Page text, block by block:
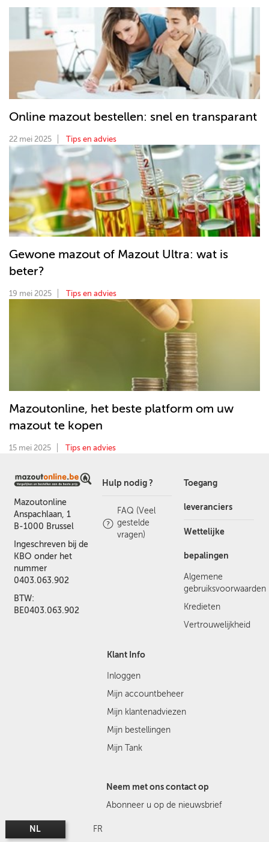
Online mazout bestellen: snel en transparant
22 mei 2025 Tips en advies
Gewone mazout of Mazout Ultra: wat is
beter?
19 mei 2025 Tips en advies
Mazoutonline, het beste platform om uw
mazout te kopen
15 mei 2025 Tips en advies
Mazoutonline
Anspachlaan, 1
B-1000 Brussel
Ingeschreven bij de
KBO onder het
nummer
0403.063.902
BTW:
BE0403.063.902
Hulp nodig ?
FAQ (Veel
gestelde
vragen)
Toegang
leveranciers
Wettelijke
bepalingen
Algemene
gebruiksvoorwaarden
Kredieten
Vertrouwelijkheid
Klant Info
Inloggen
Mijn accountbeheer
Mijn klantenadviezen
Mijn bestellingen
Mijn Tank
Neem met ons contact op
Abonneer u op de nieuwsbrief
NL FR